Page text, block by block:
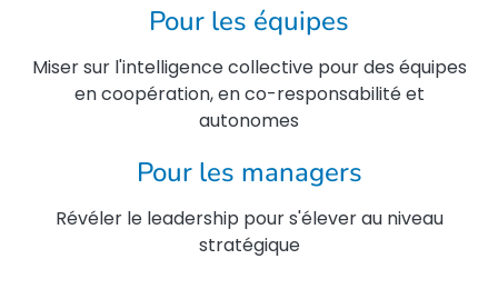
Pour les équipes
Miser sur l'intelligence collective pour des équipes
en coopération, en co-responsabilité et
autonomes
Pour les managers
Révéler le leadership pour s'élever au niveau
stratégique